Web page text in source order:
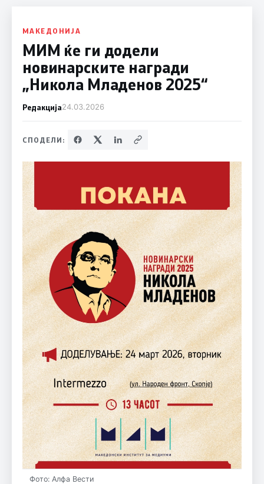
целина
МАКЕДОНИЈА
МИМ ќе ги додели
новинарските награди
„Никола Младенов 2025“
Редакција24.03.2026
СПОДЕЛИ:
Фото: Алфа Вести